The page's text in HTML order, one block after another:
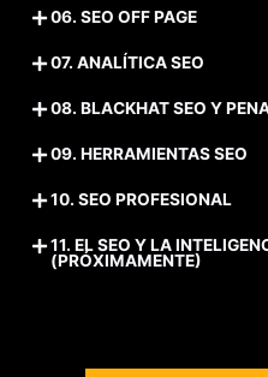
06. SEO OFF PAGE
07. ANALÍTICA SEO
08. BLACKHAT SEO Y
09. HERRAMIENTAS SEO
10. SEO PROFESIONAL
11. EL SEO Y LA
(PRÓXIMAMENTE)